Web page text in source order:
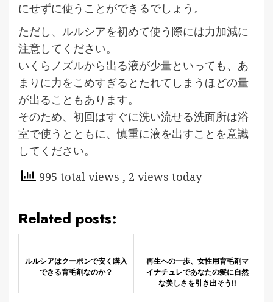
にせずに使うことができるでしょう。
ただし、ルルシアを初めて使う際には力加減に
注意してください。
いくらノズルから出る液が少量といっても、あ
まりに力をこめすぎるとたれてしまうほどの量
が出ることもあります。
そのため、初回はすぐに洗い流せる洗面所は浴
室で使うとともに、慎重に液を出すことを意識
してください。
995 total views , 2 views today
Related posts:
ルルシアはクーポンで安く購入
できる育毛剤なのか？
再生への一歩、女性用育毛剤マ
イナチュレであなたの髪に自然
な美しさを引き出そう‼